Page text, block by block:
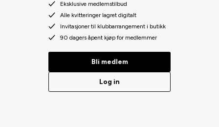
Eksklusive medlemstilbud
Alle kvitteringer lagret digitalt
Invitasjoner til klubbarrangement i butikk
90 dagers åpent kjøp for medlemmer
Bli medlem
Log in